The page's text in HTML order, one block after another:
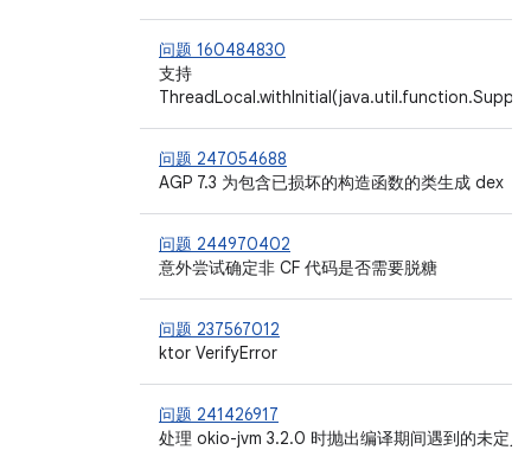
问题 160484830
支持
问题 247054688
AGP 7.3 为包含已损坏的构造函数的类生成 dex
问题 244970402
意外尝试确定非 CF 代码是否需要脱糖
问题 237567012
ktor VerifyError
问题 241426917
处理 okio-jvm 3.2.0 时抛出编译期间遇到的未定义